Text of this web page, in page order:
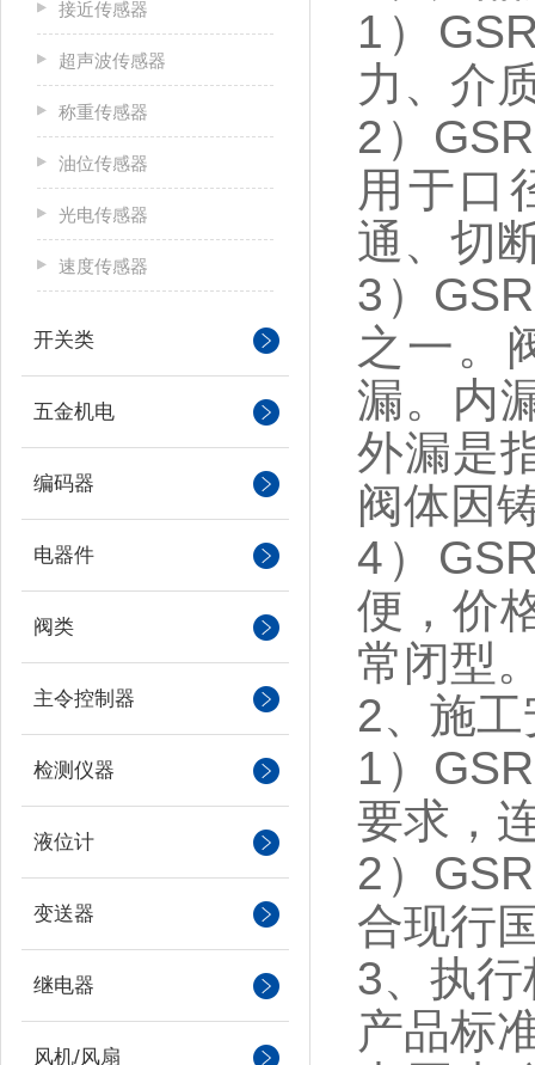
接近传感器
超声波传感器
称重传感器
油位传感器
光电传感器
速度传感器
开关类
五金机电
编码器
电器件
阀类
主令控制器
检测仪器
液位计
变送器
继电器
风机/风扇
1）
力、介
2）
用于口
通、切
3）
之一。
漏。内
外漏是
阀体因
4）
便，价
常闭型
2、施
1）
要求，
2）
合现行
3、执行
产品标